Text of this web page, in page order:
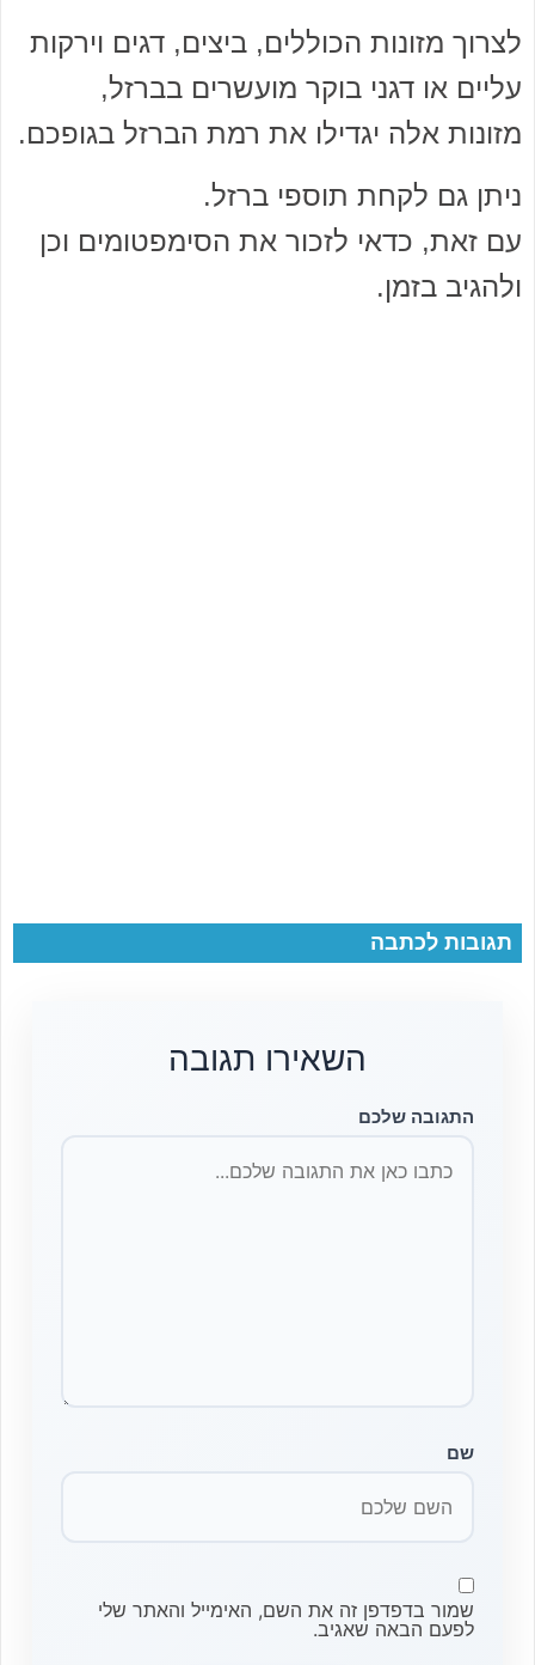
לצרוך מזונות הכוללים, ביצים, דגים וירקות
עליים או דגני בוקר מועשרים בברזל,
מזונות אלה יגדילו את רמת הברזל בגופכם.
ניתן גם לקחת תוספי ברזל.
עם זאת, כדאי לזכור את הסימפטומים וכן
ולהגיב בזמן.
תגובות לכתבה
השאירו תגובה
התגובה שלכם
שם
שמור בדפדפן זה את השם, האימייל והאתר שלי
לפעם הבאה שאגיב.